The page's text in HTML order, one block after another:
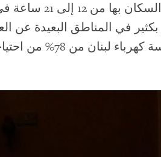
ترشيد استهلاك الكهرباء [التقنين]،
بكثير في المناطق البعيدة عن
بيروت. بين 2008 و2018، تراجع إنتاج مؤسسة كهرباء